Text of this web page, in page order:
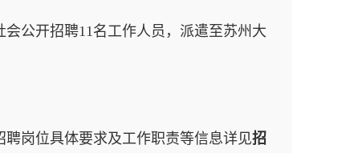
公开招聘11名工作人员，派遣至苏州大
岗位具体要求及工作职责等信息详见招